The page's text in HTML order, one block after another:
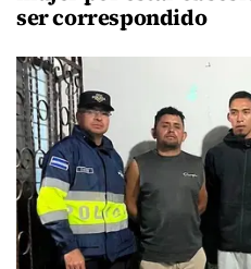
ser correspondido